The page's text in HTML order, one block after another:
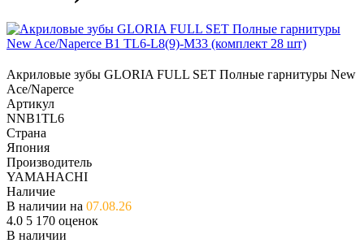
Акриловые зубы GLORIA FULL SET Полные гарнитуры New
Ace/Naperce
Артикул
NNB1TL6
Страна
Япония
Производитель
YAMAHACHI
Наличие
В наличии на 07.08.26
4.0 5 170 оценок
В наличии